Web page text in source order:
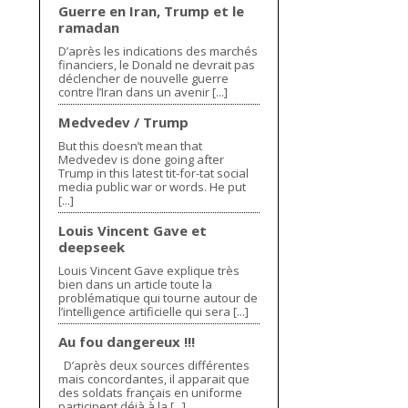
Guerre en Iran, Trump et le
ramadan
D’après les indications des marchés
financiers, le Donald ne devrait pas
déclencher de nouvelle guerre
contre l’Iran dans un avenir [...]
Medvedev / Trump
But this doesn’t mean that
Medvedev is done going after
Trump in this latest tit-for-tat social
media public war or words. He put
[...]
Louis Vincent Gave et
deepseek
Louis Vincent Gave explique très
bien dans un article toute la
problématique qui tourne autour de
l’intelligence artificielle qui sera [...]
Au fou dangereux !!!
D’après deux sources différentes
mais concordantes, il apparait que
des soldats français en uniforme